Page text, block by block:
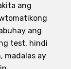
ang
ang
test, hindi
madalas ay